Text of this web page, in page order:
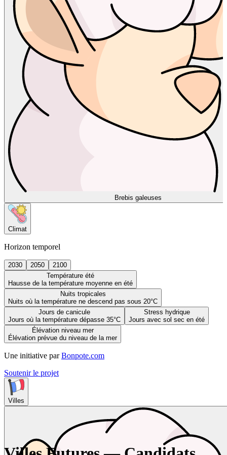
Brebis galeuses
Climat
Horizon temporel
2030 2050
2100
Température été
Hausse de la température moyenne en été
Nuits tropicales
Nuits où la température ne descend pas sous 20°C
Jours de canicule
Jours où la température dépasse 35°C
Stress hydrique
Jours avec sol sec en été
Élévation niveau mer
Élévation prévue du niveau de la mer
Une initiative par Bonpote.com
Soutenir le projet
Villes